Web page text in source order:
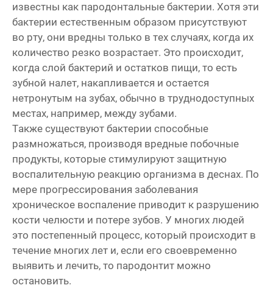
известны как пародонтальные бактерии. Хотя эти
бактерии естественным образом присутствуют
во рту, они вредны только в тех случаях, когда их
количество резко возрастает. Это происходит,
когда слой бактерий и остатков пищи, то есть
зубной налет, накапливается и остается
нетронутым на зубах, обычно в труднодоступных
местах, например, между зубами.
Также существуют бактерии способные
размножаться, производя вредные побочные
продукты, которые стимулируют защитную
воспалительную реакцию организма в деснах. По
мере прогрессирования заболевания
хроническое воспаление приводит к разрушению
кости челюсти и потере зубов. У многих людей
это постепенный процесс, который происходит в
течение многих лет и, если его своевременно
выявить и лечить, то пародонтит можно
остановить.